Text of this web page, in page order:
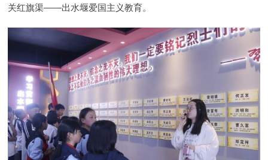
关红旗渠——出水堰爱国主义教育。